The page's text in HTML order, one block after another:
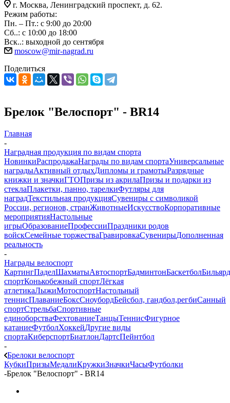
г. Москва, Ленинградский проспект, д. 62.
Режим работы:
Пн. – Пт.: с 9:00 до 20:00
Сб..: с 10:00 до 18:00
Вск..: выходной до сентября
moscow@mir-nagrad.ru
Поделиться
Брелок "Велоспорт" - BR14
Главная
-
Наградная продукция по видам спорта
НовинкиРаспродажаНаграды по видам спортаУниверсальные
наградыАктивный отдыхДипломы и грамотыРазрядные
книжки и значкиГТОПризы из акрилаПризы и подарки из
стеклаПлакетки, панно, тарелкиФутляры для
наградТекстильная продукцияСувениры с символикой
России, регионов, странЖивотныеИскусствоКорпоративные
мероприятияНастольные
игрыОбразованиеПрофессииПраздники родов
войскСемейные торжестваГравировкаСувенирыДополненная
реальность
-
Награды велоспорт
КартингПаделШахматыАвтоспортБадминтонБаскетболБильярд
спортКонькобежный спортЛёгкая
атлетикаЛыжиМотоспортНастольный
теннисПлаваниеБоксСноубордБейсбол, гандбол,регбиСанный
спортСтрельбаСпортивные
единоборстваФехтованиеТанцыТеннисФигурное
катаниеФутболХоккейДругие виды
спортаКиберспортБиатлонДартсПейнтбол
-
Брелоки велоспорт
КубкиПризыМедалиКружкиЗначкиЧасыФутболки
-Брелок "Велоспорт" - BR14